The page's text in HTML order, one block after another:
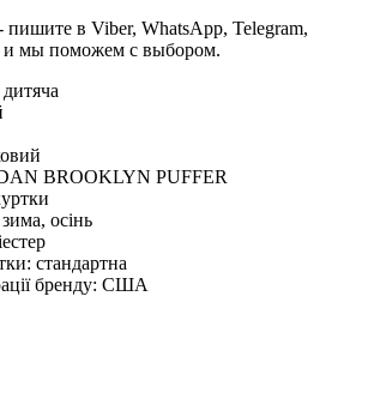
пишите в Viber, WhatsApp, Telegram,
и мы поможем с выбором.
дитяча
BROOKLYN PUFFER
осінь
стандартна
бренду: США